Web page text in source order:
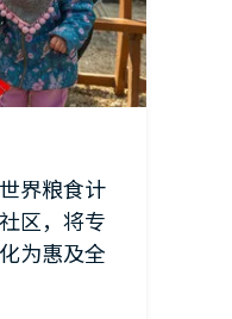
界粮食计
区，将专
为惠及全